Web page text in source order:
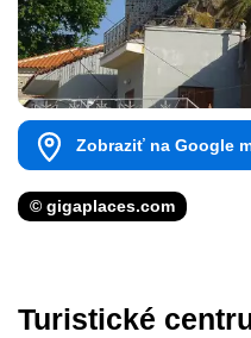
Zobraziť na Google
© gigaplaces.com
Turistické